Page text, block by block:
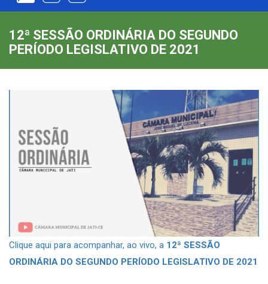
12ª SESSÃO ORDINÁRIA DO SEGUNDO
PERÍODO LEGISLATIVO DE 2021
Clique aqui para acompanhar, ao vivo, a 12ª SESSÃO
ORDINÁRIA DO SEGUNDO PERÍODO LEGISLATIVO DE 2021